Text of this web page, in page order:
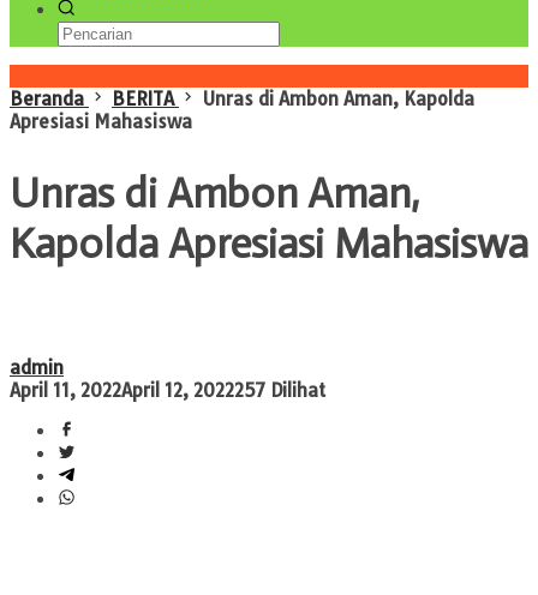
Beranda
BERITA
Unras di Ambon Aman, Kapolda
Apresiasi Mahasiswa
Unras di Ambon Aman,
Kapolda Apresiasi Mahasiswa
admin
April 11, 2022April 12, 2022257 Dilihat